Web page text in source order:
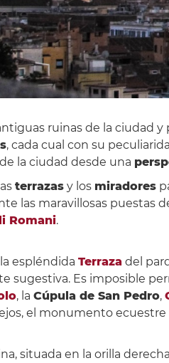
ruinas de la ciudad
, cada cual con su
la ciudad desde una
terrazasy los miradores
las maravillosas puestas
Romani.
espléndida Terrazadel
sugestiva. Es imposible
, la Cúpula de San Pedro,
el monumento
situada en la orilla